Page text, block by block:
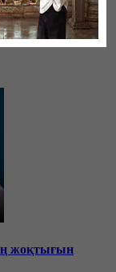
шахты?
жоқтығын